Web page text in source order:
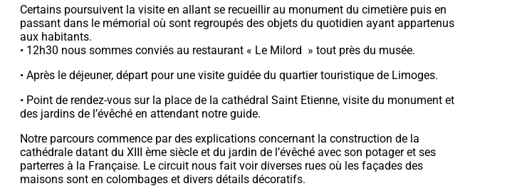
Certains poursuivent la visite en allant se recueillir au monument du cimetière puis en
passant dans le mémorial où sont regroupés des objets du quotidien ayant appartenus
aux habitants.
• 12h30 nous sommes conviés au restaurant « Le Milord » tout près du musée.
• Après le déjeuner, départ pour une visite guidée du quartier touristique de Limoges.
• Point de rendez-vous sur la place de la cathédral Saint Etienne, visite du monument et
des jardins de l’évêché en attendant notre guide.
Notre parcours commence par des explications concernant la construction de la
cathédrale datant du XIII ème siècle et du jardin de l’évêché avec son potager et ses
parterres à la Française. Le circuit nous fait voir diverses rues où les façades des
maisons sont en colombages et divers détails décoratifs.